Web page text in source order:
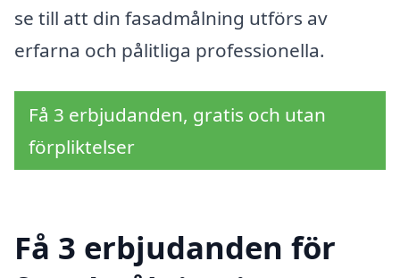
se till att din fasadmålning utförs av
erfarna och pålitliga professionella.
Få 3 erbjudanden, gratis och utan
förpliktelser
Få 3 erbjudanden för